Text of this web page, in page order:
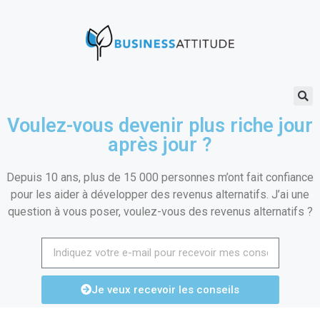
Voulez-vous devenir plus riche jour
après jour ?
Depuis 10 ans, plus de 15 000 personnes m’ont fait confiance
pour les aider à développer des revenus alternatifs. J’ai une
question à vous poser, voulez-vous des revenus alternatifs ?
Je veux recevoir les conseils